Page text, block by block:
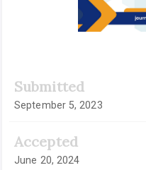
Submitted
September 5, 2023
Accepted
June 20, 2024